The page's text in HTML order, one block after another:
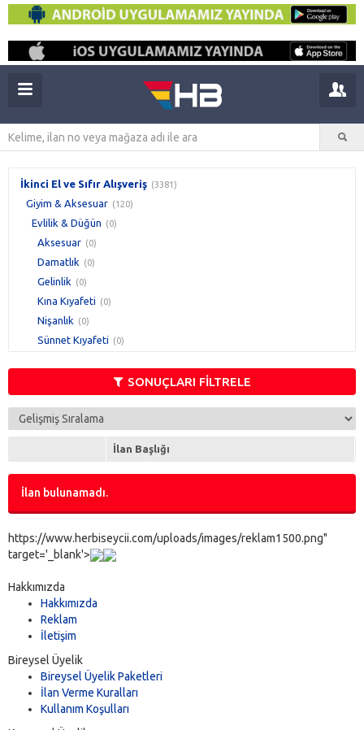
İkinci El ve Sıfır Alışveriş (3381)
Giyim & Aksesuar (120)
Evlilik & Düğün (0)
Aksesuar (0)
Damatlık (0)
Gelinlik (0)
Kına Kıyafeti (0)
Nişanlık (0)
Sünnet Kıyafeti (0)
SONUÇLARI FİLTRELE
İlan Başlığı
İlan bulunamadı.
https://www.herbiseycii.com/uploads/images/reklam1500.png"
target='_blank'>
Hakkımızda
Hakkımızda
Reklam
İletişim
Bireysel Üyelik
Bireysel Üyelik Paketleri
İlan Verme Kuralları
Kullanım Koşulları